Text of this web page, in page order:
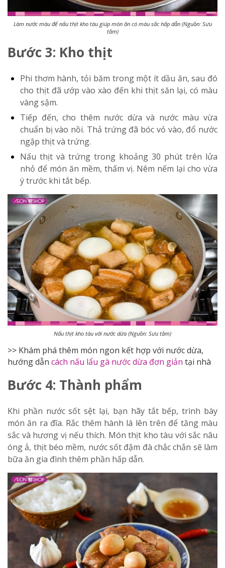
Làm nước màu để nấu thịt kho tàu giúp món ăn có màu sắc hấp dẫn (Nguồn: Sưu
tầm)
Bước 3: Kho thịt
Phi thơm hành, tỏi băm trong một ít dầu ăn, sau đó
cho thịt đã ướp vào xào đến khi thịt săn lại, có màu
vàng sậm.
Tiếp đến, cho thêm nước dừa và nước màu vừa
chuẩn bị vào nồi. Thả trứng đã bóc vỏ vào, đổ nước
ngập thịt và trứng.
Nấu thịt và trứng trong khoảng 30 phút trên lửa
nhỏ để món ăn mềm, thấm vị. Nêm nếm lại cho vừa
ý trước khi tắt bếp.
Nấu thịt kho tàu với nước dừa (Nguồn: Sưu tầm)
>> Khám phá thêm món ngon kết hợp với nước dừa,
hướng dẫn cách nấu lẩu gà nước dừa đơn giản tại nhà
Bước 4: Thành phẩm
Khi phần nước sốt sệt lại, bạn hãy tắt bếp, trình bày
món ăn ra đĩa. Rắc thêm hành lá lên trên để tăng màu
sắc và hương vị nếu thích. Món thịt kho tàu với sắc nâu
óng ả, thịt béo mềm, nước sốt đậm đà chắc chắn sẽ làm
bữa ăn gia đình thêm phần hấp dẫn.